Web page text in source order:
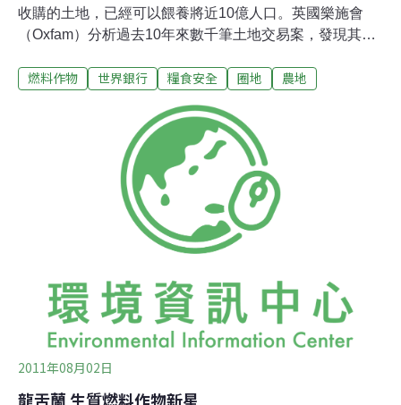
收購的土地，已經可以餵養將近10億人口。英國樂施會
（Oxfam）分析過去10年來數千筆土地交易案，發現其中
植作物供應美國和歐洲汽車的生質燃料。這份報告於10月
要求世界銀行凍結大規模的土地投資案，向全球的投資者
傳達強烈的「停止圈地」訊號。該報告指出，「2000年
~2010年間，國外投資者投資的農地，60%以上都位於有
嚴重飢荒問題的發展中國家。但是2/3的投資者都計畫出口
這些土地生產的一切作物。將近60%的土地都用來種植可
以製造生質燃料的作物。」樂施會表示，極少數的土地投
資者回饋當地居民，或協助對抗飢餓。相反地，「這些土
種植生產生質燃料的出口作物。」
燃料作物 世界銀行 糧食安全 圈地 農地
2011年08月02日
龍舌蘭 生質燃料作物新星